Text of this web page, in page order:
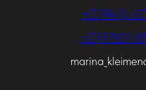
+7 (962)
+7 (8793)